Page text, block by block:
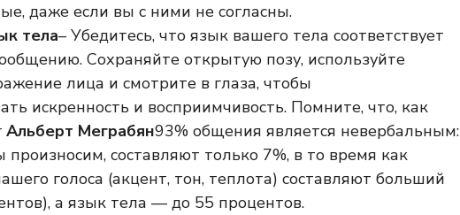
даже если вы с ними не согласны.
тела– Убедитесь, что язык вашего тела соответствует
Сохраняйте открытую позу, используйте
лица и смотрите в глаза, чтобы
искренность и восприимчивость. Помните, что, как
Альберт Меграбян93% общения является невербальным:
​​составляют только 7%, в то время как
голоса (акцент, тон, теплота) составляют больший
а язык тела — до 55 процентов.